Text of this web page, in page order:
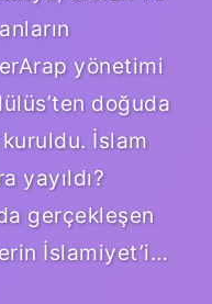
yönetimi
doğuda
kuruldu. İslam
yayıldı?
gerçekleşen
İslamiyet’i…